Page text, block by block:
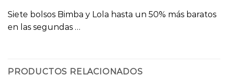
Siete bolsos Bimba y Lola hasta un 50% más baratos
en las segundas …
PRODUCTOS RELACIONADOS